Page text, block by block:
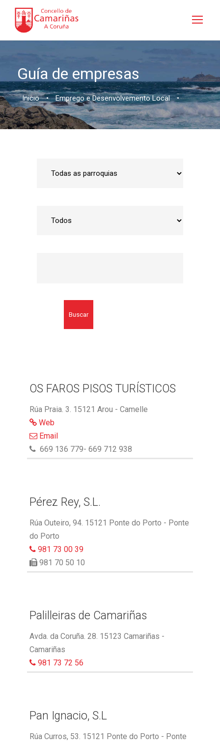
Guía de empresas
Inicio • Emprego e Desenvolvemento Local •
Buscar
OS FAROS PISOS TURÍSTICOS
Rúa Praia. 3. 15121 Arou - Camelle
Web
Email
669 136 779- 669 712 938
Pérez Rey, S.L.
Rúa Outeiro, 94. 15121 Ponte do Porto - Ponte
do Porto
981 73 00 39
981 70 50 10
Palilleiras de Camariñas
Avda. da Coruña. 28. 15123 Camariñas -
Camariñas
981 73 72 56
Pan Ignacio, S.L
Rúa Curros, 53. 15121 Ponte do Porto - Ponte